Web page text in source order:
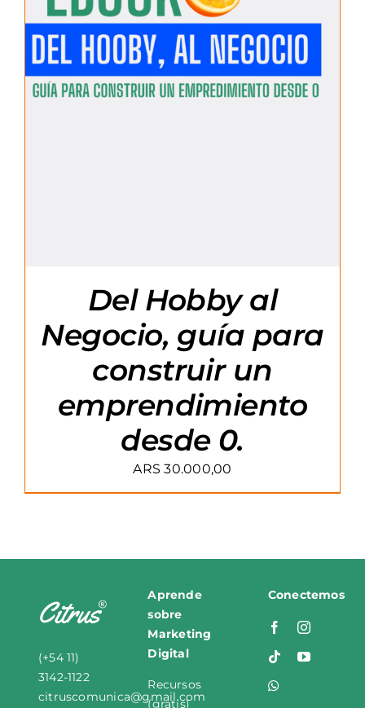
Del Hobby al
Negocio, guía para
construir un
emprendimiento
desde 0.
ARS 30.000,00
(+54 11)
3142-1122
citruscomunica@gmail.com
Aprende
sobre
Marketing
Digital
Recursos
(gratis)
Conectemos